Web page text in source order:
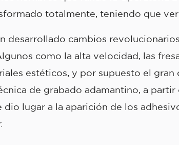
totalmente, teniendo que
desarrollado cambios
como la alta velocidad, las
estéticos, y por supuesto el
de grabado adamantino, a
lugar a la aparición de los